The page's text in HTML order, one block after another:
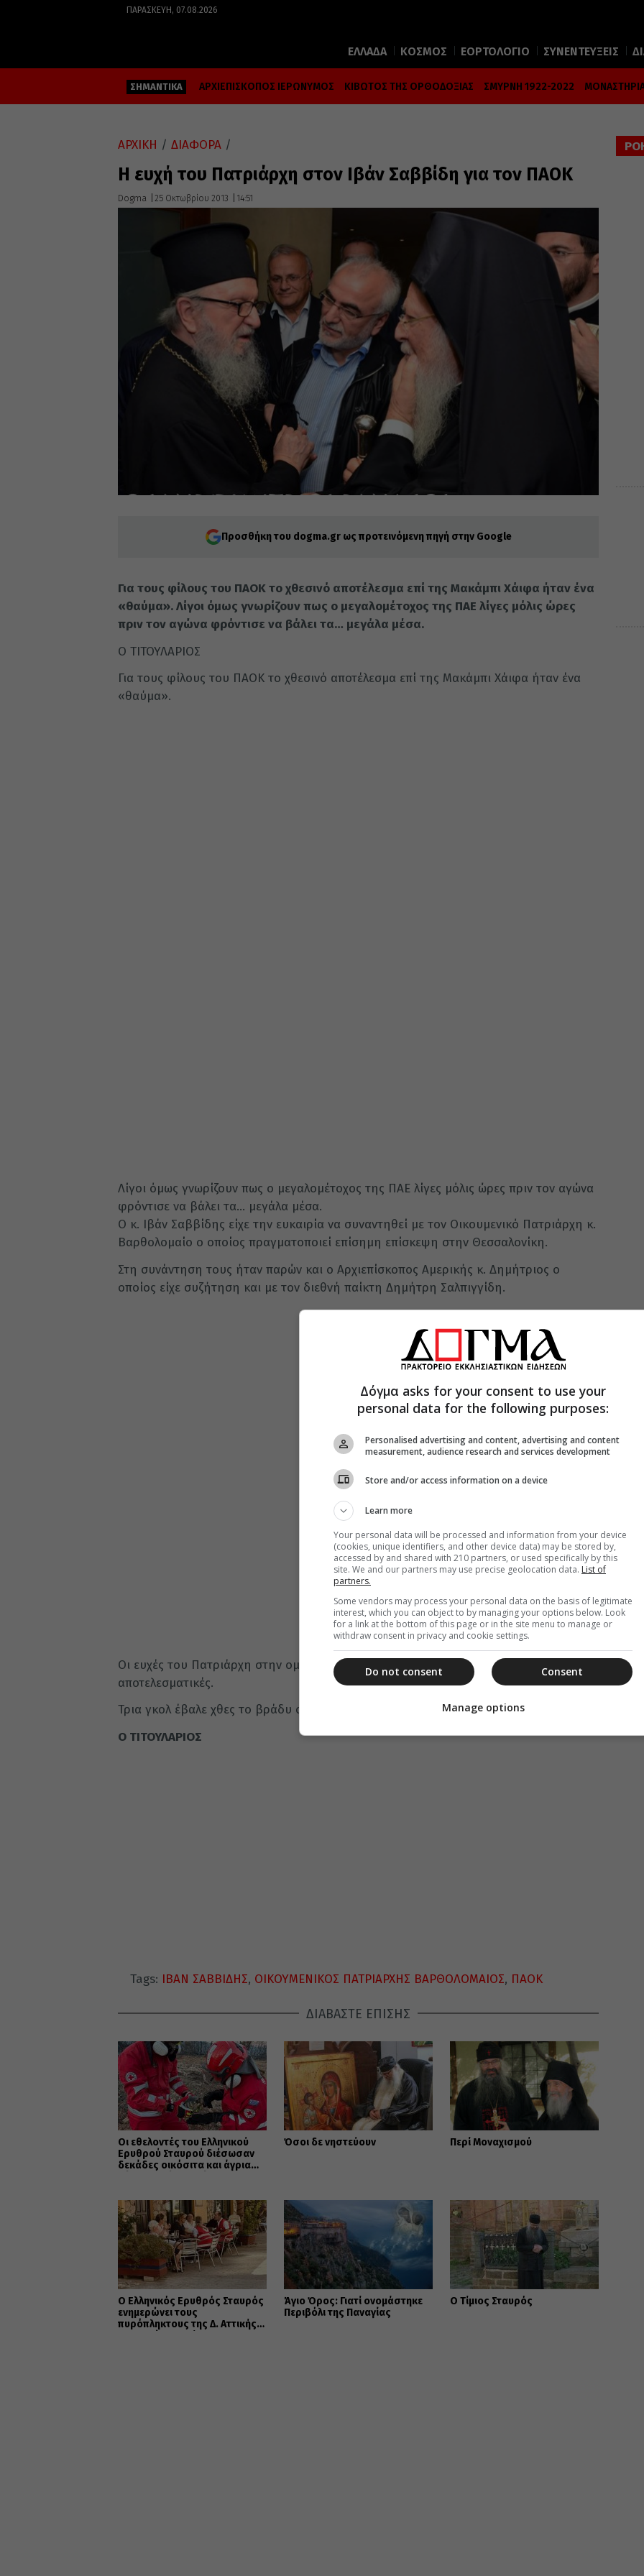
ΠΑΡΑΣΚΕΥΉ, 07.08.2026
ΕΛΛΑΔΑ ΚΟΣΜΟΣ ΕΟΡΤΟΛΟΓΙΟ ΣΥΝΕΝΤΕΥΞΕΙΣ
ΣΗΜΑΝΤΙΚΑ ΑΡΧΙΕΠΙΣΚΟΠΟΣ ΙΕΡΩΝΥΜΟΣ ΚΙΒΩΤΟΣ ΤΗΣ ΟΡΘΟΔΟΞΙΑΣ ΣΜΥΡΝΗ 1922-2022
ΑΡΧΙΚΗ / ΔΙΑΦΟΡΑ /
Η ευχή του Πατριάρχη στον Ιβάν Σαββίδη για τον ΠΑΟΚ
Dogma 25 Οκτωβρίου 2013 14:51
Προσθήκη του dogma.gr ως προτεινόμενη πηγή στην Google
Για τους φίλους του ΠΑΟΚ το χθεσινό αποτέλεσμα επί της Μακάμπι Χάιφα ήταν ένα
«θαύμα». Λίγοι όμως γνωρίζουν πως ο μεγαλομέτοχος της ΠΑΕ λίγες μόλις ώρες
πριν τον αγώνα φρόντισε να βάλει τα… μεγάλα μέσα.
Ο ΤΙΤΟΥΛΑΡΙΟΣ
Για τους φίλους του ΠΑΟΚ το χθεσινό αποτέλεσμα επί της Μακάμπι Χάιφα ήταν ένα
«θαύμα».
Λίγοι όμως γνωρίζουν πως ο μεγαλομέτοχος της ΠΑΕ λίγες μόλις ώρες πριν τον αγώνα
φρόντισε να βάλει τα… μεγάλα μέσα.
Ο κ. Ιβάν Σαββίδης είχε την ευκαιρία να συναντηθεί με τον Οικουμενικό Πατριάρχη κ.
Βαρθολομαίο ο οποίος πραγματοποιεί επίσημη επίσκεψη στην Θεσσαλονίκη.
Στη συνάντηση τους ήταν παρών και ο Αρχιεπίσκοπος Αμερικής κ. Δημήτριος ο
οποίος είχε συζήτηση και με τον διεθνή παίκτη Δημήτρη Σαλπιγγίδη.
Οι ευχές του Πατριάρχη στην ομάδα ήταν δεδομένες κι όπως φάνηκε…
αποτελεσματικές.
Τρια γκολ έβαλε χθες το βράδυ ο ΠΑΟΚ ανατρέποντας το ιδιαίτερα δύσκολο σκορ 0-2.
Ο ΤΙΤΟΥΛΑΡΙΟΣ
Tags: ΙΒΑΝ ΣΑΒΒΙΔΗΣ, ΟΙΚΟΥΜΕΝΙΚΟΣ ΠΑΤΡΙΑΡΧΗΣ ΒΑΡΘΟΛΟΜΑΙΟΣ, ΠΑΟΚ
ΔΙΑΒΑΣΤΕ ΕΠΙΣΗΣ
Οι εθελοντές του Ελληνικού
Ερυθρού Σταυρού διέσωσαν
δεκάδες οικόσιτα και άγρια
Όσοι δε νηστεύουν Περί Μοναχισμού
Ο Ελληνικός Ερυθρός Σταυρός
ενημερώνει τους
πυρόπληκτους της Δ. Αττικής
Άγιο Όρος: Γιατί ονομάστηκε
Περιβόλι της Παναγίας
Ο Τίμιος Σταυρός
Δόγμα asks for your consent to use your
personal data for the following purposes:
Personalised advertising and content, advertising and content
measurement, audience research and services development
Store and/or access information on a device
Learn more
Your personal data will be processed and information from your device
(cookies, unique identifiers, and other device data) may be stored by,
accessed by and shared with 210 partners, or used specifically by this
site. We and our partners may use precise geolocation data. List of
partners.
Some vendors may process your personal data on the basis of legitimate
interest, which you can object to by managing your options below. Look
for a link at the bottom of this page or in the site menu to manage or
withdraw consent in privacy and cookie settings.
Consent
Do not consent
Manage options